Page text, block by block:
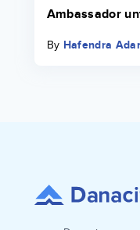
Ambassador
By Hafendra